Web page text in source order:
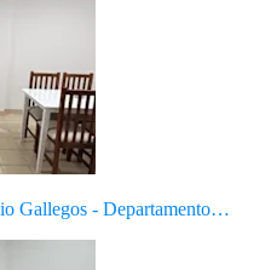
Gallegos - Departamento…